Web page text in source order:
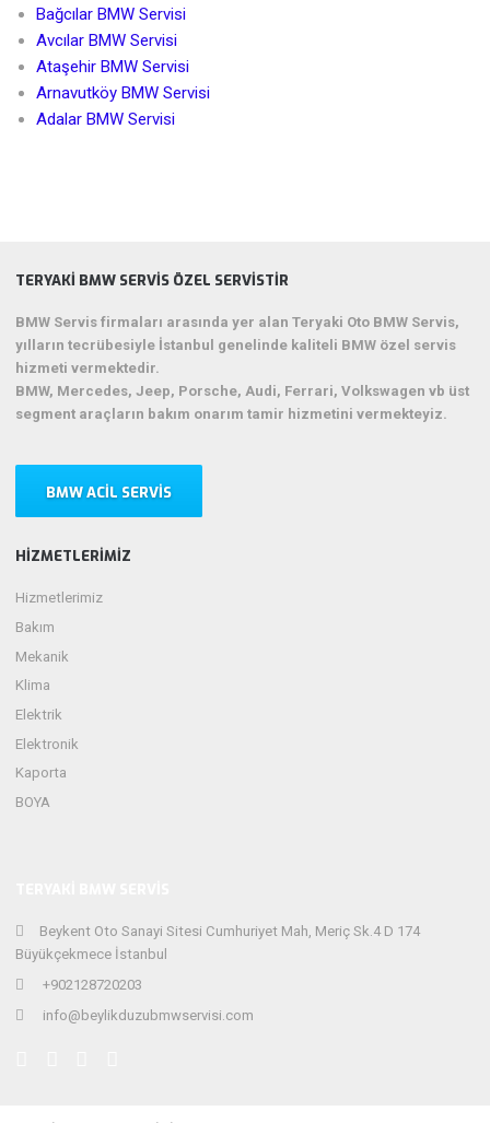
Bağcılar BMW Servisi
Avcılar BMW Servisi
Ataşehir BMW Servisi
Arnavutköy BMW Servisi
Adalar BMW Servisi
Beykent Oto Sanayi Sitesi Cumhuriyet Mah, Meriç Sk.4 D 174
Büyükçekmece İstanbul
+902128720203
info@beylikduzubmwservisi.com
TERYAKI BMW SERVIS ÖZEL SERVISTIR
BMW Servis firmaları arasında yer alan Teryaki Oto BMW Servis,
yılların tecrübesiyle İstanbul genelinde kaliteli BMW özel servis
hizmeti vermektedir.
BMW, Mercedes, Jeep, Porsche, Audi, Ferrari, Volkswagen vb üst
segment araçların bakım onarım tamir hizmetini vermekteyiz.
BMW ACIL SERVIS
HIZMETLERIMIZ
Hizmetlerimiz
Bakım
Mekanik
Klima
Elektrik
Elektronik
Kaporta
BOYA